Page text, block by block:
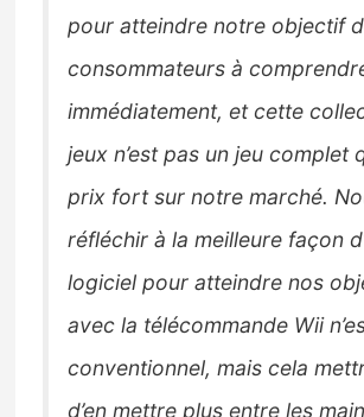
pour atteindre notre objectif
consommateurs à
immédiatement, et cette
jeux n’est pas un jeu complet
prix fort sur notre marché.
réfléchir à la meilleure façon
logiciel pour atteindre nos
avec la télécommande Wii
conventionnel, mais cela
d’en mettre plus entre les